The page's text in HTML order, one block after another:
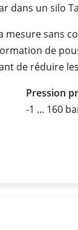
dans un silo
mesure sans
de
de réduire
Pression
-1 ... 160